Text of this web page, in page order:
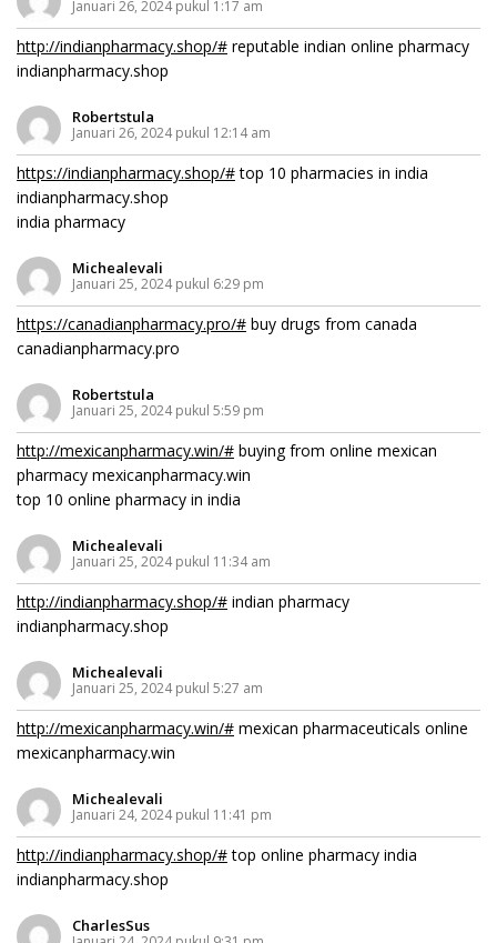
Januari 26, 2024 pukul 1:17 am
http://indianpharmacy.shop/# reputable indian online pharmacy
indianpharmacy.shop
Robertstula
Januari 26, 2024 pukul 12:14 am
https://indianpharmacy.shop/#top 10 pharmacies in india
indianpharmacy.shop
india pharmacy
Michealevali
Januari 25, 2024 pukul 6:29 pm
https://canadianpharmacy.pro/# buy drugs from canada
canadianpharmacy.pro
Robertstula
Januari 25, 2024 pukul 5:59 pm
http://mexicanpharmacy.win/# buying from online mexican
pharmacy mexicanpharmacy.win
top 10 online pharmacy in india
Michealevali
Januari 25, 2024 pukul 11:34 am
http://indianpharmacy.shop/# indian pharmacy
indianpharmacy.shop
Michealevali
Januari 25, 2024 pukul 5:27 am
http://mexicanpharmacy.win/# mexican pharmaceuticals online
mexicanpharmacy.win
Michealevali
Januari 24, 2024 pukul 11:41 pm
http://indianpharmacy.shop/#top online pharmacy india
indianpharmacy.shop
CharlesSus